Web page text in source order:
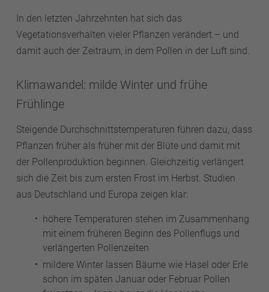
In den letzten Jahrzehnten hat sich das
Vegetationsverhalten vieler Pflanzen verändert – und
damit auch der Zeitraum, in dem Pollen in der Luft sind.
Klimawandel: milde Winter und frühe
Frühlinge
Steigende Durchschnittstemperaturen führen dazu, dass
Pflanzen früher als früher mit der Blüte und damit mit
der Pollenproduktion beginnen. Gleichzeitig verlängert
sich die Zeit bis zum ersten Frost im Herbst. Studien
aus Deutschland und Europa zeigen klar:
höhere Temperaturen stehen im Zusammenhang
mit einem früheren Beginn des Pollenflugs und
verlängerten Pollenzeiten
mildere Winter lassen Bäume wie Hasel oder Erle
schon im späten Januar oder Februar Pollen